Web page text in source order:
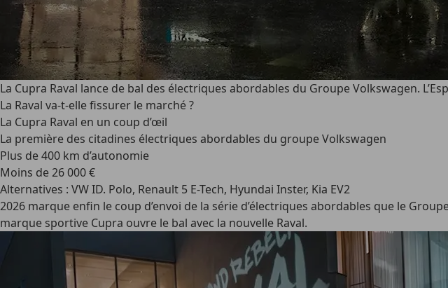
La Cupra Raval lance de bal des électriques abordables du Groupe Volkswagen.
La Raval va-t-elle fissurer le marché ?
La Cupra Raval en un coup d’œil
La première des citadines électriques abordables du groupe Volkswagen
Plus de 400 km d’autonomie
Moins de 26 000 €
Alternatives : VW ID. Polo, Renault 5 E-Tech, Hyundai Inster, Kia EV2
2026 marque enfin le coup d’envoi de la série d’électriques abordables que le
marque sportive Cupra ouvre le bal avec la nouvelle Raval.